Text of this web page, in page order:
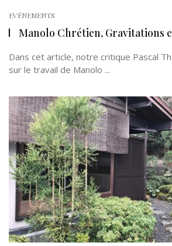
EVÉNEMENTS
Manolo Chrétien, Gravitations
Dans cet article, notre critique Pascal
sur le travail de Manolo ...